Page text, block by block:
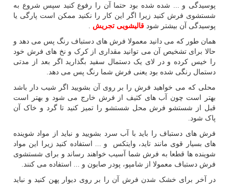
پوسیدگی و ... شده شده بود حتما آن را رفوع کنید سپس شروع به
شستشوی فرش کنید زیرا اگر این کار را نکنید ممکن است پارگی یا
پوسیدگی آن بیشتر شود قالیشویی تجریش .
همان طور که می دانید معمولا فرش های دستباف رنگ پس می دهد و
حالا برای تشخیص آن می توانید مقداری از کرک و نخ های فرش خود
را خیس کرده و در لای یک دستمال سفید بگذارید اگر بعد از مدتی
دستمال رنگی شده بود یعنی فرش شما رنگ پس می دهد.
محلی که می خواهید فرش را بر روی آن بشویید اگر شیب دار باشد
بهتر است چون آب های کثیف از فرش خارج می شود و بهتر است
قبل از شستشو فرش محل شستشو را تمیز کنید تا گرد و خاک آن
پاک شود.
فرش های دستباف را باید با آب سرد بشویید و نباید از مواد شوینده
های بسیار قوی مانند تاید، وایتکس و ... استفاده کنید زیرا این مواد
شوینده ها قطعا به فرش شما آسیب خواهند رساند و برای شستشوی
فرش دستباف معمولا از شامپو، پودر صابون و ... استفاده می کنند.
در آخر برای خشک شدن فرش آن را بر روی دیوار پهن کنید و نباید